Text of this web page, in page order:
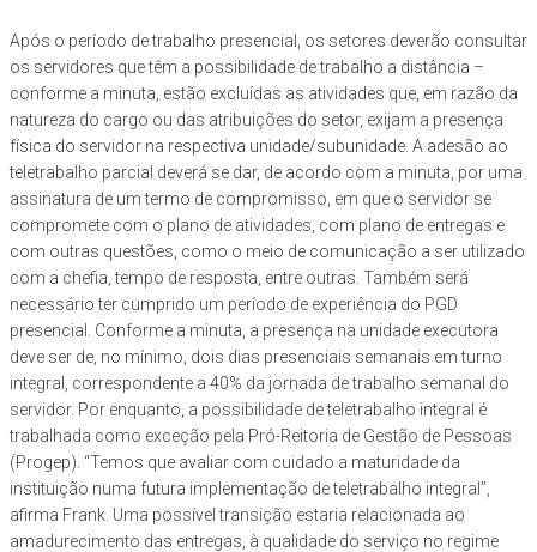
Após o período de trabalho presencial, os setores deverão consultar
os servidores que têm a possibilidade de trabalho a distância –
conforme a minuta, estão excluídas as atividades que, em razão da
natureza do cargo ou das atribuições do setor, exijam a presença
física do servidor na respectiva unidade/subunidade. A adesão ao
teletrabalho parcial deverá se dar, de acordo com a minuta, por uma
assinatura de um termo de compromisso, em que o servidor se
compromete com o plano de atividades, com plano de entregas e
com outras questões, como o meio de comunicação a ser utilizado
com a chefia, tempo de resposta, entre outras. Também será
necessário ter cumprido um período de experiência do PGD
presencial. Conforme a minuta, a presença na unidade executora
deve ser de, no mínimo, dois dias presenciais semanais em turno
integral, correspondente a 40% da jornada de trabalho semanal do
servidor. Por enquanto, a possibilidade de teletrabalho integral é
trabalhada como exceção pela Pró-Reitoria de Gestão de Pessoas
(Progep). “Temos que avaliar com cuidado a maturidade da
instituição numa futura implementação de teletrabalho integral”,
afirma Frank. Uma possível transição estaria relacionada ao
amadurecimento das entregas, à qualidade do serviço no regime